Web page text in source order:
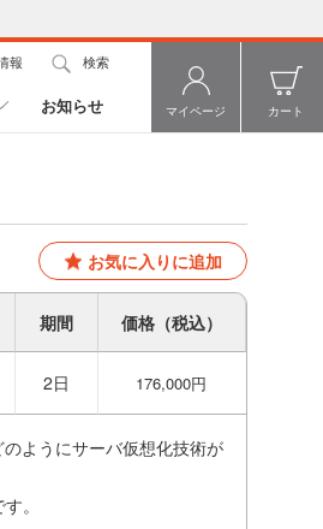
報 検索
お知らせ マイページ カート
お気に入りに追加
期間 価格（税込）
2日 176,000円
ようにサーバ仮想化技術が
。